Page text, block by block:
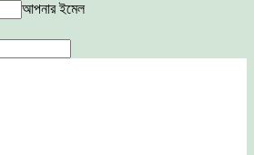
আপনার ইমেল